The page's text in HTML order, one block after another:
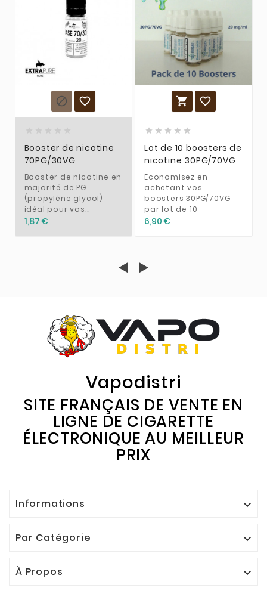
 
Booster de nicotine
70PG/30VG
Booster de nicotine en
majorité de PG
(propylène glycol)
idéal pour vos...
1,87 €
 
    
Lot de 10 boosters de
nicotine 30PG/70VG
Economisez en
achetant vos
boosters 30PG/70VG
par lot de 10
6,90 €
Vapodistri
SITE FRANÇAIS DE VENTE EN
LIGNE DE CIGARETTE
ÉLECTRONIQUE AU MEILLEUR
PRIX
Informations 
Par Catégorie 
À Propos 